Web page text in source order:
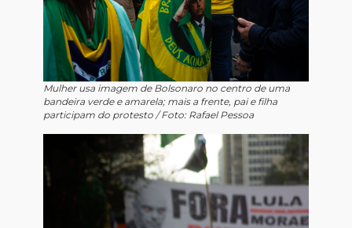
Mulher usa imagem de Bolsonaro no centro de uma
bandeira verde e amarela; mais a frente, pai e filha
participam do protesto / Foto: Rafael Pessoa